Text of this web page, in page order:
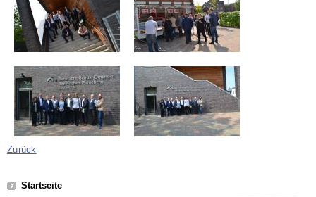
Zurück
Navigation
Startseite